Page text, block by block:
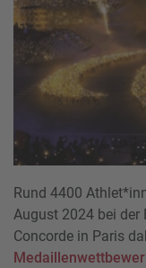
Rund 4400
August 2024 bei der
Concorde in Paris